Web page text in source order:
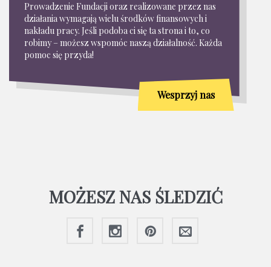
Prowadzenie Fundacji oraz realizowane przez nas
działania wymagają wielu środków finansowych i
nakładu pracy. Jeśli podoba ci się ta strona i to, co
robimy – możesz wspomóc naszą działalność. Każda
pomoc się przyda!
Wesprzyj nas
MOŻESZ NAS ŚLEDZIĆ